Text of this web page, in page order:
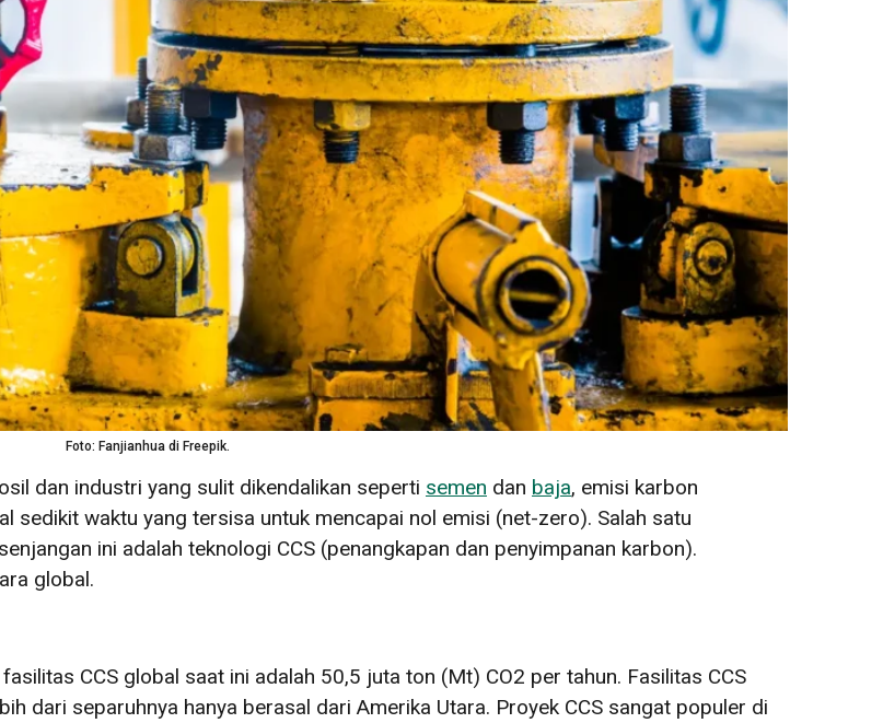
Foto: Fanjianhua di Freepik.
dan industri yang sulit dikendalikan seperti semen dan baja, emisi karbon
sedikit waktu yang tersisa untuk mencapai nol emisi (net-zero). Salah satu
ini adalah teknologi CCS (penangkapan dan penyimpanan karbon).
global.
CCS global saat ini adalah 50,5 juta ton (Mt) CO2 per tahun. Fasilitas CCS
dari separuhnya hanya berasal dari Amerika Utara. Proyek CCS sangat populer di